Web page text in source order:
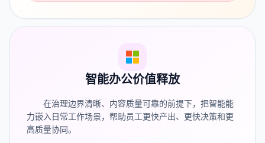
智能办公价值释放
在治理边界清晰、内容质量可靠的前提下，把智能能
力嵌入日常工作场景，帮助员工更快产出、更快决策和更
高质量协同。